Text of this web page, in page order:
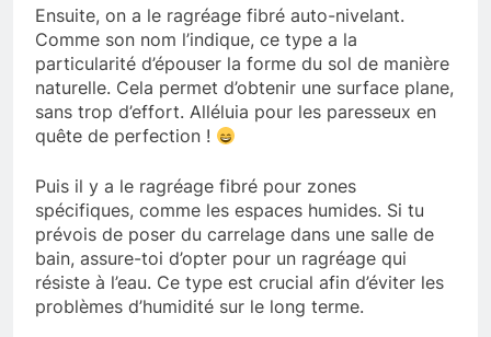
Ensuite, on a le ragréage fibré auto-nivelant.
Comme son nom l’indique, ce type a la
particularité d’épouser la forme du sol de manière
naturelle. Cela permet d’obtenir une surface plane,
sans trop d’effort. Alléluia pour les paresseux en
quête de perfection !
Puis il y a le ragréage fibré pour zones
spécifiques, comme les espaces humides. Si tu
prévois de poser du carrelage dans une salle de
bain, assure-toi d’opter pour un ragréage qui
résiste à l’eau. Ce type est crucial afin d’éviter les
problèmes d’humidité sur le long terme.